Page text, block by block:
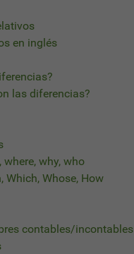
en inglés
las diferencias?
why, who
Which, Whose, How
contables/incontables